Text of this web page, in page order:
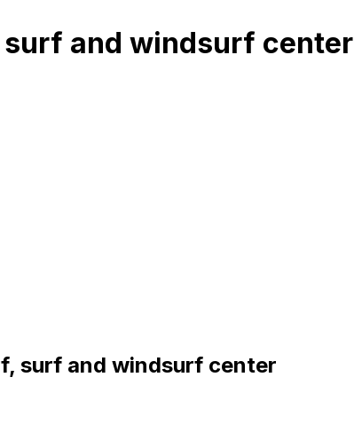
surf and windsurf center
surf and windsurf center